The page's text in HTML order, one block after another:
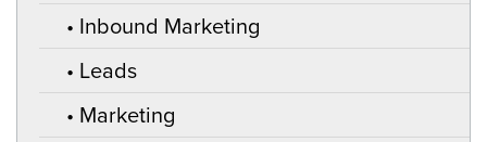
Inbound Marketing
Leads
Marketing